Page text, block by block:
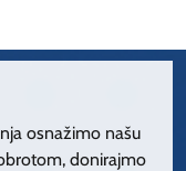
osnažimo našu
donirajmo